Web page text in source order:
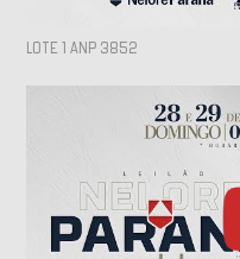
LOTE 1 ANP 3852